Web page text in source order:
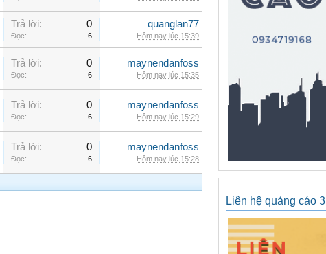
Trả lời: 0
Đọc: 6
quanglan77
Hôm nay lúc 15:39
Trả lời: 0
Đọc: 6
maynendanfoss
Hôm nay lúc 15:35
Trả lời: 0
Đọc: 6
maynendanfoss
Hôm nay lúc 15:29
Trả lời: 0
Đọc: 6
maynendanfoss
Hôm nay lúc 15:28
Liên hệ quảng cáo 3